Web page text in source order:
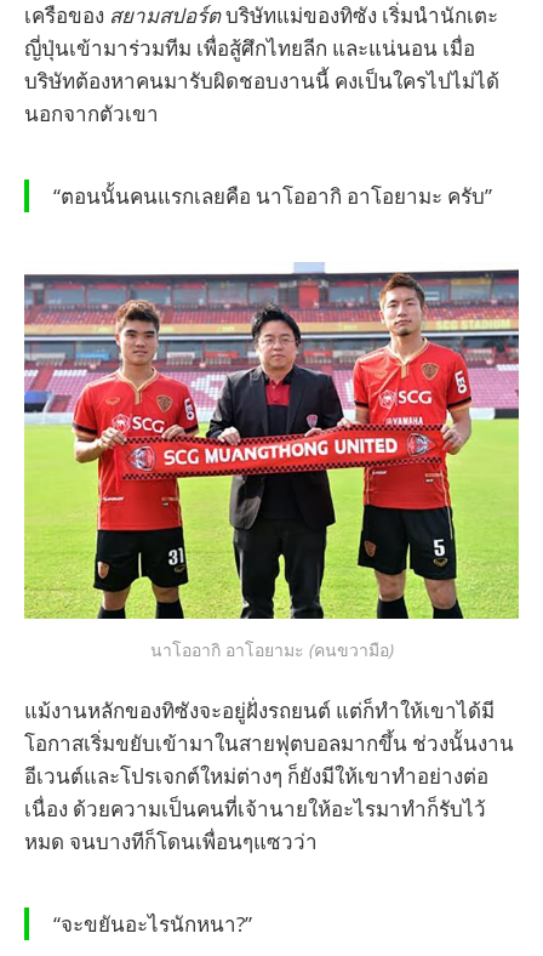
เครือของ สยามสปอร์ตบริษัทแม่ของทิซัง เริ่มนำนักเตะ
ญี่ปุ่นเข้ามาร่วมทีม เพื่อสู้ศึกไทยลีก และแน่นอน เมื่อ
บริษัทต้องหาคนมารับผิดชอบงานนี้ คงเป็นใครไปไม่ได้
นอกจากตัวเขา
“ตอนนั้นคนแรกเลยคือ นาโออากิ อาโอยามะ ครับ”
นาโออากิ อาโอยามะ (คนขวามือ)
แม้งานหลักของทิซังจะอยู่ฝั่งรถยนต์ แต่ก็ทำให้เขาได้มี
โอกาสเริ่มขยับเข้ามาในสายฟุตบอลมากขึ้น ช่วงนั้นงาน
อีเวนต์และโปรเจกต์ใหม่ต่างๆ ก็ยังมีให้เขาทำอย่างต่อ
เนื่อง ด้วยความเป็นคนที่เจ้านายให้อะไรมาทำก็รับไว้
หมด จนบางทีก็โดนเพื่อนๆแซวว่า
“จะขยันอะไรนักหนา?”